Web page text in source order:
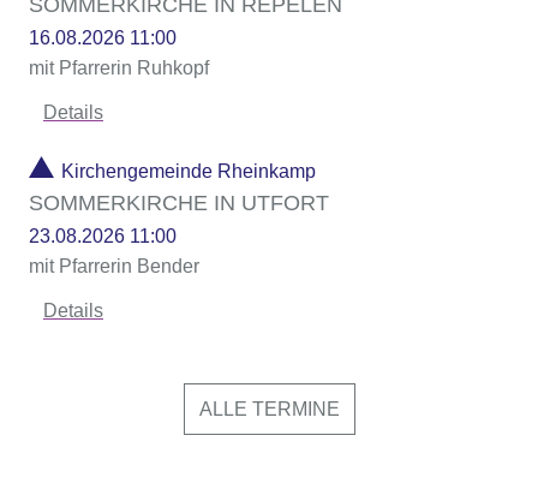
SOMMERKIRCHE IN REPELEN
16.08.2026 11:00
mit Pfarrerin Ruhkopf
Details
Kirchengemeinde Rheinkamp
SOMMERKIRCHE IN UTFORT
23.08.2026 11:00
mit Pfarrerin Bender
Details
ALLE TERMINE